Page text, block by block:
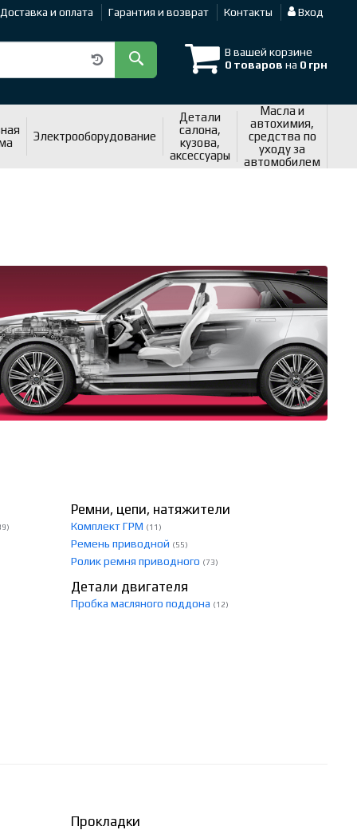
Доставка и оплата Гарантия и возврат Контакты Вход
В вашей корзине
0 товаров на 0 грн
Электрооборудование
Детали
салона,
кузова,
аксессуары
Масла и
автохимия,
средства по
уходу за
автомобилем
Ремни, цепи, натяжители
Комплект ГРМ (11)
Ремень приводной (55)
Ролик ремня приводного (73)
Детали двигателя
Пробка масляного поддона (12)
Прокладки